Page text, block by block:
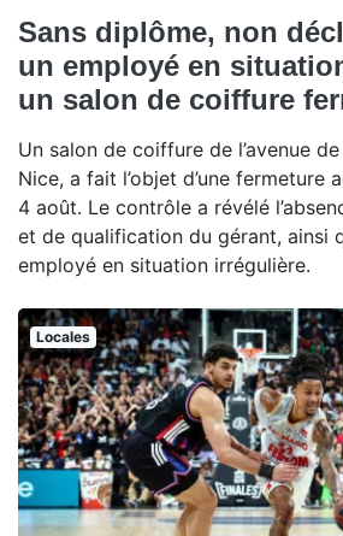
Sans diplôme, non
un employé en
un salon de coiffure
Un salon de coiffure de l’avenue
Nice, a fait l’objet d’une fermeture
4 août. Le contrôle a révélé
et de qualification du gérant, ainsi
employé en situation irrégulière.
Locales